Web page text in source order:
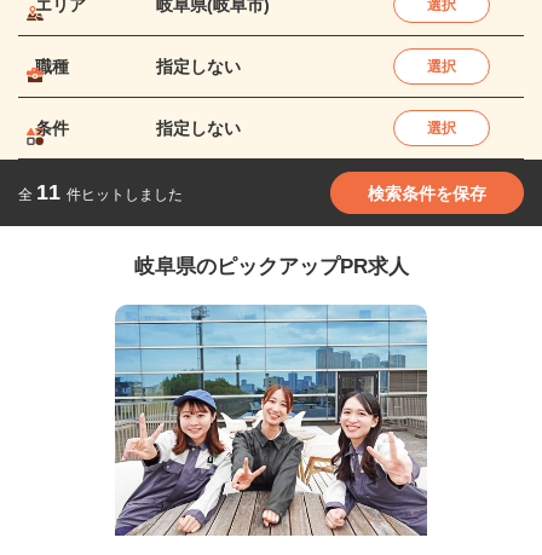
エリア 岐阜県(岐阜市) 選択
職種 指定しない 選択
条件 指定しない 選択
全 11 件ヒットしました 検索条件を保存
岐阜県のピックアップPR求人